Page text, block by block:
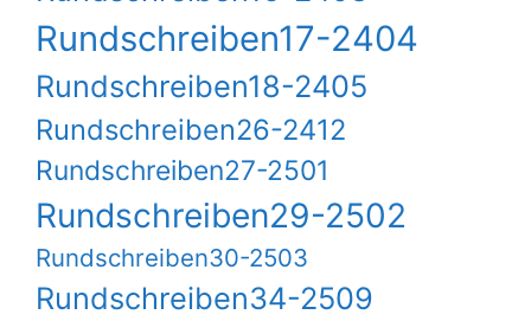
Rundschreiben17-2404
Rundschreiben18-2405
Rundschreiben26-2412
Rundschreiben27-2501
Rundschreiben29-2502
Rundschreiben30-2503
Rundschreiben34-2509